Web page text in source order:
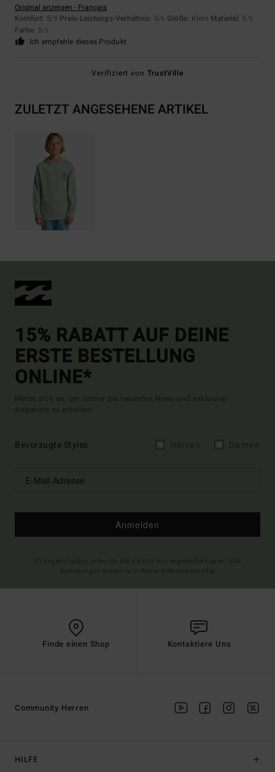
Original anzeigen - Français
Komfort: 5/5 Preis-Leistungs-Verhältnis: 5/5 Größe: Klein Material: 5 /5
Farbe: 5/5
Ich empfehle dieses Produkt
Verifiziert von TrustVille
ZULETZT ANGESEHENE ARTIKEL
15% RABATT AUF DEINE
ERSTE BESTELLUNG
ONLINE*
Melde dich an, um immer die neuesten News und exklusive
Angebote zu erhalten.
Bevorzugte Styles
Anmelden
Finde einen Shop Kontaktiere Uns
HILFE
Community Herren